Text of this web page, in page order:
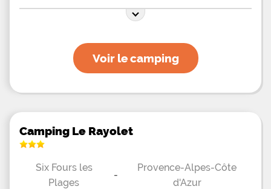
Six-Fours-les-plages). Les randonnées pédestres
sont nombreuses en bordure de mer et forêt. Des
commune. Le VTT en forêt est possible sur des
Voir le camping
Camping Le Rayolet
Six Fours les
Plages
-
Provence-Alpes-Côte
d'Azur